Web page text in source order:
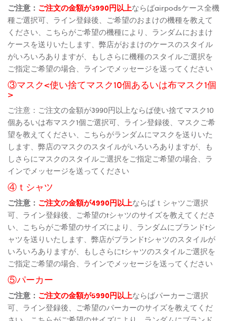
ご注意： ご注文の金額が3990円以上ならばairpodsケース全機
種ご選択可、ライン登録後、ご希望のおまけの機種を教えて
ください、こちらがご希望の機種により、ランダムにおまけ
ケースを送りいたします、弊店がおまけのケースのスタイル
がいろいろありますが、もしさらに機種のスタイルご選択を
ご指定ご希望の場合、ラインでメッセージを送ってください
③マスク<使い捨てマスク10個あるいは布マスク1個
>
ご注意：ご注文の金額が3990円以上ならば使い捨てマスク10
個あるいは布マスク1個ご選択可、ライン登録後、マスクご希
望を教えてください、こちらがランダムにマスクを送りいた
します、弊店のマスクのスタイルがいろいろありますが、も
しさらにマスクのスタイルご選択をご指定ご希望の場合、ラ
インでメッセージを送ってください
④ｔシャツ
ご注意： ご注文の金額が4990円以上ならばｔシャツご選択
可、ライン登録後、ご希望のtシャツのサイズを教えてくださ
い、こちらがご希望のサイズにより、ランダムにブランドtシ
ャツを送りいたします、弊店がブランドtシャツのスタイルが
いろいろありますが、もしさらにtシャツのスタイルご選択を
ご指定ご希望の場合、ラインでメッセージを送ってください
⑤パーカー
ご注意： ご注文の金額が5990円以上ならばパーカーご選択
可、ライン登録後、ご希望のパーカーのサイズを教えてくだ